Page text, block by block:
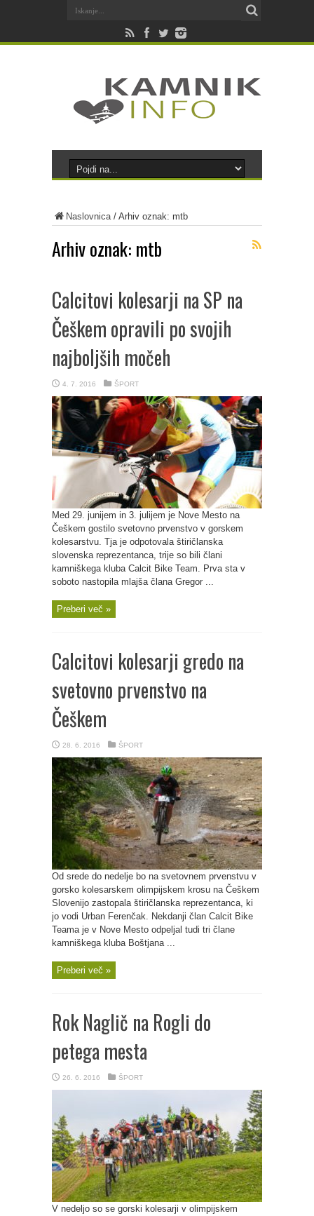
Naslovnica/ Arhiv oznak: mtb
Arhiv oznak: mtb
Calcitovi kolesarji na SP na
Češkem opravili po svojih
najboljših močeh
4. 7. 2016 ŠPORT
Med 29. junijem in 3. julijem je Nove Mesto na
Češkem gostilo svetovno prvenstvo v gorskem
kolesarstvu. Tja je odpotovala štiričlanska
slovenska reprezentanca, trije so bili člani
kamniškega kluba Calcit Bike Team. Prva sta v
soboto nastopila mlajša člana Gregor ...
Preberi več »
Calcitovi kolesarji gredo na
svetovno prvenstvo na
Češkem
28. 6. 2016 ŠPORT
Od srede do nedelje bo na svetovnem prvenstvu v
gorsko kolesarskem olimpijskem krosu na Češkem
Slovenijo zastopala štiričlanska reprezentanca, ki
jo vodi Urban Ferenčak. Nekdanji član Calcit Bike
Teama je v Nove Mesto odpeljal tudi tri člane
kamniškega kluba Boštjana ...
Preberi več »
Rok Naglič na Rogli do
petega mesta
26. 6. 2016 ŠPORT
V nedeljo so se gorski kolesarji v olimpijskem